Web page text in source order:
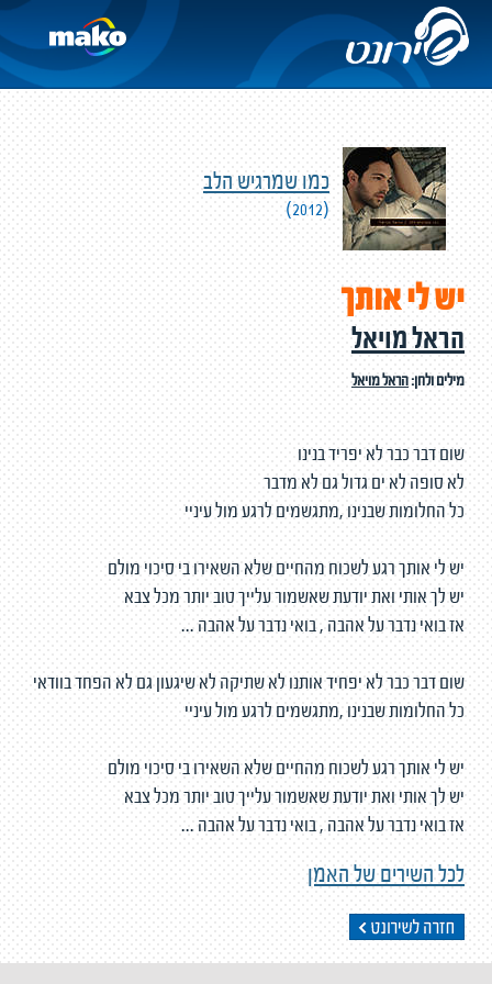
כמו שמרגיש הלב
(2012)
יש לי אותך
הראל מויאל
מילים ולחן:הראל מויאל
שום דבר כבר לא יפריד בנינו
לא סופה לא ים גדול גם לא מדבר
כל החלומות שבנינו ,מתגשמים לרגע מול עיניי
יש לי אותך רגע לשכוח מהחיים שלא השאירו בי סיכוי מולם
יש לך אותי ואת יודעת שאשמור עלייך טוב יותר מכל צבא
אז בואי נדבר על אהבה , בואי נדבר על אהבה ...
שום דבר כבר לא יפחיד אותנו לא שתיקה לא שיגעון גם לא הפחד בוודאי
כל החלומות שבנינו ,מתגשמים לרגע מול עיניי
יש לי אותך רגע לשכוח מהחיים שלא השאירו בי סיכוי מולם
יש לך אותי ואת יודעת שאשמור עלייך טוב יותר מכל צבא
אז בואי נדבר על אהבה , בואי נדבר על אהבה ...
לכל השירים של האמן